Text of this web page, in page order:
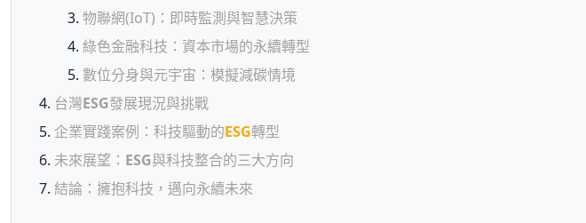
物聯網(IoT)：即時監測與智慧決策
綠色金融科技：資本市場的永續轉型
數位分身與元宇宙：模擬減碳情境
台灣ESG發展現況與挑戰
企業實踐案例：科技驅動的ESG轉型
未來展望： ESG與科技整合的三大方向
結論：擁抱科技，邁向永續未來